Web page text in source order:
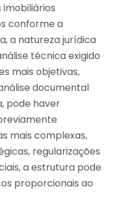
imobiliários
conforme a
a natureza jurídica
técnica exigido
mais objetivas,
documental
pode haver
mais complexas,
regularizações
a estrutura pode
proporcionais ao